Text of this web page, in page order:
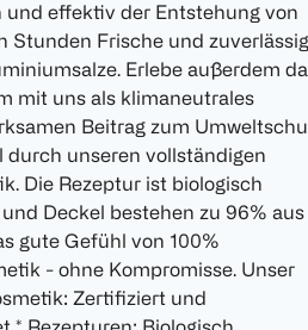
effektiv der Entstehung von
Stunden Frische und
Erlebe außerdem
mit uns als klimaneutrales
Beitrag zum
durch unseren vollständigen
Die Rezeptur ist biologisch
Deckel bestehen zu 96% aus
gute Gefühl von 100%
- ohne Kompromisse. Unser
Zertifiziert und